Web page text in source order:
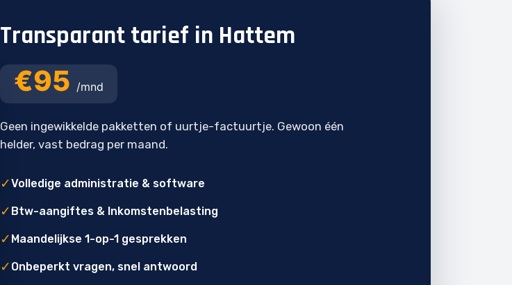
Transparant tarief in Hattem
€95 /mnd
Geen ingewikkelde pakketten of uurtje-factuurtje. Gewoon één
helder, vast bedrag per maand.
✓Volledige administratie & software
✓ Btw-aangiftes & Inkomstenbelasting
✓ Maandelijkse 1-op-1 gesprekken
✓ Onbeperkt vragen, snel antwoord